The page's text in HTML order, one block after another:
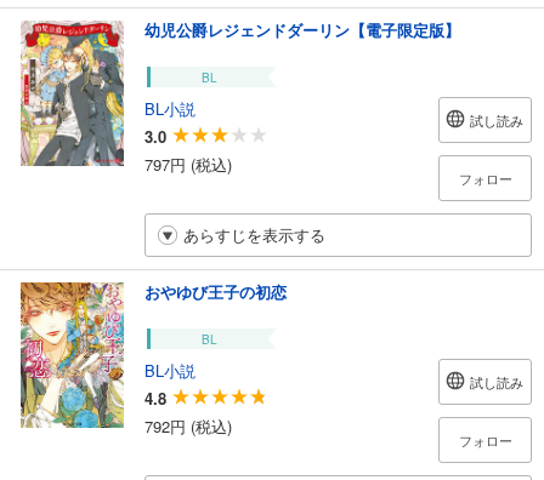
幼児公爵レジェンドダーリン【電子限定版】
BL
BL小説
3.0
797円 (税込)
試し読み
フォロー
あらすじを表示する
おやゆび王子の初恋
BL
BL小説
4.8
792円 (税込)
試し読み
フォロー